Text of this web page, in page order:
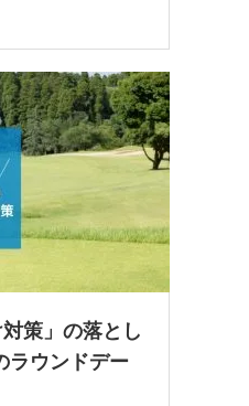
策」の落とし
ラウンドデー